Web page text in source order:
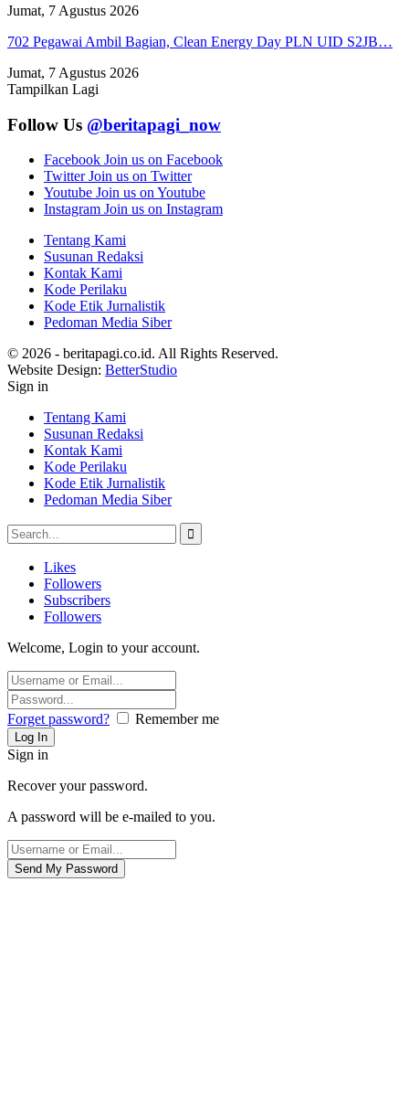
Jumat, 7 Agustus 2026
702 Pegawai Ambil Bagian, Clean Energy Day PLN UID S2JB…
Jumat, 7 Agustus 2026
Tampilkan Lagi
Follow Us @beritapagi_now
Facebook Join us on Facebook
Twitter Join us on Twitter
Youtube Join us on Youtube
Instagram Join us on Instagram
Tentang Kami
Susunan Redaksi
Kontak Kami
Kode Perilaku
Kode Etik Jurnalistik
Pedoman Media Siber
© 2026 - beritapagi.co.id. All Rights Reserved.
Website Design: BetterStudio
Sign in
Tentang Kami
Susunan Redaksi
Kontak Kami
Kode Perilaku
Kode Etik Jurnalistik
Pedoman Media Siber
Likes
Followers
Subscribers
Followers
Welcome, Login to your account.
Forget password? Remember me
Sign in
Recover your password.
A password will be e-mailed to you.